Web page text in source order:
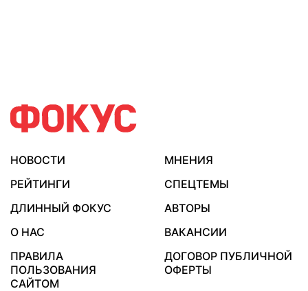
НОВОСТИ
МНЕНИЯ
РЕЙТИНГИ
СПЕЦТЕМЫ
ДЛИННЫЙ ФОКУС
АВТОРЫ
О НАС
ВАКАНСИИ
ПРАВИЛА
ПОЛЬЗОВАНИЯ
САЙТОМ
ДОГОВОР ПУБЛИЧНОЙ
ОФЕРТЫ